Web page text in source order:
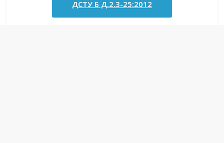
ДСТУ Б Д.2.3-25:2012